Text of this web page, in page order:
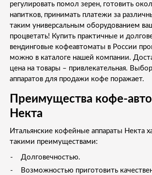
регулировать помол зерен, готовить
напитков, принимать платежи за
таким универсальным оборудованием
процветать! Купить практичные и
вендинговые кофеавтоматы в России
можно в каталоге нашей компании.
цена на товары – привлекательная.
аппаратов для продажи кофе поражает.
Преимущества кофе-
Некта
Итальянские кофейные аппараты Некта
такими преимуществами:
Долговечностью.
Возможностью приготовить